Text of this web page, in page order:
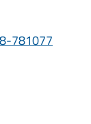
781077